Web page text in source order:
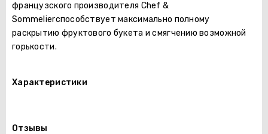
французского производителя Chef &
Sommelierспособствует максимально полному
раскрытию фруктового букета и смягчению возможной
горькости.
Характеристики
Отзывы